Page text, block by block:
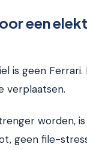
een
is geen Ferrari.
verplaatsen.
worden,
geen file-